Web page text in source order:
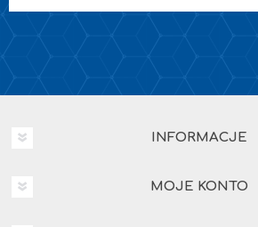
INFORMACJE
MOJE KONTO